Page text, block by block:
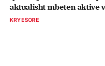
aktualisht mbeten aktive
KRYESORE